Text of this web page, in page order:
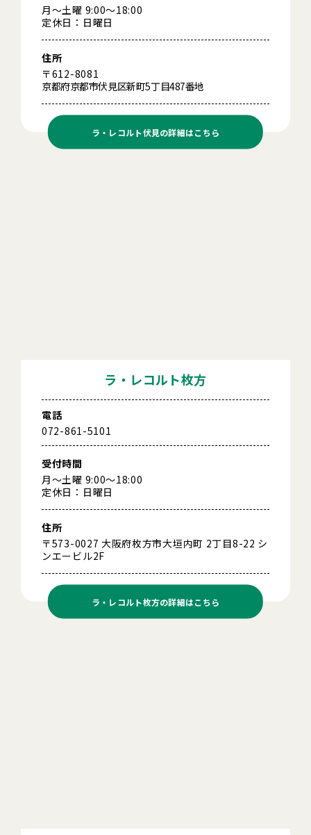
月～土曜 9:00～18:00
定休日：日曜日
住所
〒612-8081
京都府京都市伏見区新町5丁目487番地
ラ・レコルト伏見の詳細はこちら
ラ・レコルト枚方
電話
072-861-5101
受付時間
月～土曜 9:00～18:00
定休日：日曜日
住所
〒573-0027 大阪府枚方市大垣内町 2丁目8-22 シ
ンエービル2F
ラ・レコルト枚方の詳細はこちら